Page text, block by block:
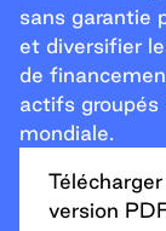
sans garantie
et diversifier
de
actifs groupés
mondiale.
Télécharger
version